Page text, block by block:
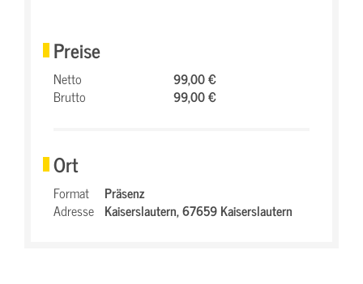
Preise
Netto
99,00 €
Brutto
99,00 €
Ort
Format
Präsenz
Adresse Kaiserslautern,67659 Kaiserslautern